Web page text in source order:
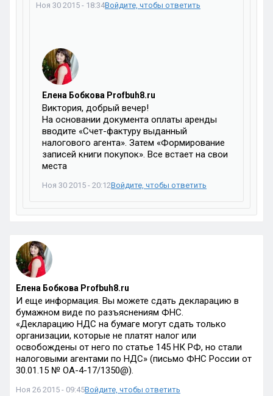
Ноя 30 2015 - 18:34Войдите, чтобы ответить
Елена Бобкова Profbuh8.ru
Виктория, добрый вечер!
На основании документа оплаты аренды
вводите «Счет-фактуру выданный
налогового агента». Затем «Формирование
записей книги покупок». Все встает на свои
места
Ноя 30 2015 - 20:12Войдите, чтобы ответить
Елена Бобкова Profbuh8.ru
И еще информация. Вы можете сдать декларацию в
бумажном виде по разъяснениям ФНС.
«Декларацию НДС на бумаге могут сдать только
организации, которые не платят налог или
освобождены от него по статье 145 НК РФ, но стали
налоговыми агентами по НДС» (письмо ФНС России от
30.01.15 № ОА-4-17/1350@).
Ноя 26 2015 - 09:45Войдите, чтобы ответить